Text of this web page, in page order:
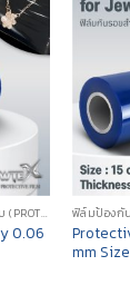
ฟิล์มป้องกันรอยสำหรับเครื่องประดับ (PROTECTIVE FILM FOR JEWELRY)
0.06
mm